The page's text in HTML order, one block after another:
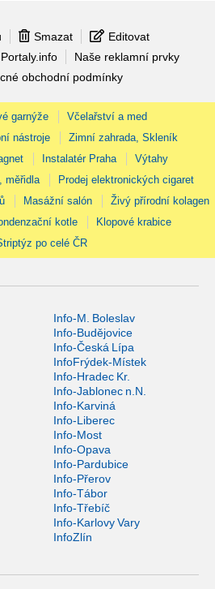
Smazat
Editovat
Naše reklamní prvky
obchodní podmínky
garnýže
Včelařství a med
nástroje
Zimní zahrada, Skleník
Instalatér Praha
Výtahy
měřidla
Prodej elektronických cigaret
Masážní salón
Živý přírodní kolagen
kotle
Klopové krabice
po celé ČR
Info-M. Boleslav
Info-Budějovice
Info-Česká Lípa
InfoFrýdek-Místek
Info-Hradec Kr.
Info-Jablonec n.N.
Info-Karviná
Info-Liberec
Info-Most
Info-Opava
Info-Pardubice
Info-Přerov
Info-Tábor
Info-Třebíč
Info-Karlovy Vary
InfoZlín